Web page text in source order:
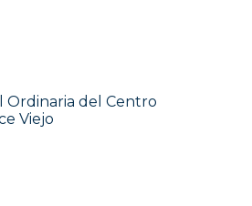
Ordinaria del Centro
Viejo